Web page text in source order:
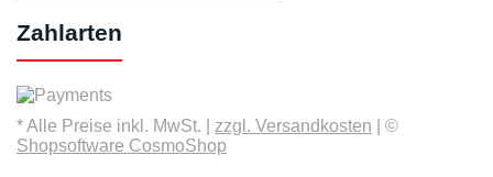
Zahlarten
* Alle Preise inkl. MwSt. | zzgl. Versandkosten | ©
Shopsoftware CosmoShop